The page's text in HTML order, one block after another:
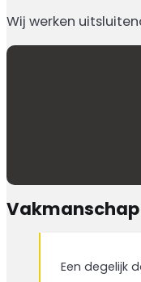
Wij werken
Een degelijk